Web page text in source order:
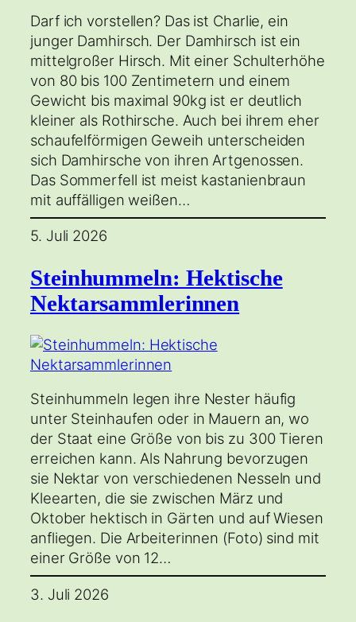
Darf ich vorstellen? Das ist Charlie, ein
junger Damhirsch. Der Damhirsch ist ein
mittelgroßer Hirsch. Mit einer Schulterhöhe
von 80 bis 100 Zentimetern und einem
Gewicht bis maximal 90kg ist er deutlich
kleiner als Rothirsche. Auch bei ihrem eher
schaufelförmigen Geweih unterscheiden
sich Damhirsche von ihren Artgenossen.
Das Sommerfell ist meist kastanienbraun
mit auffälligen weißen…
5. Juli 2026
Steinhummeln: Hektische
Nektarsammlerinnen
Steinhummeln legen ihre Nester häufig
unter Steinhaufen oder in Mauern an, wo
der Staat eine Größe von bis zu 300 Tieren
erreichen kann. Als Nahrung bevorzugen
sie Nektar von verschiedenen Nesseln und
Kleearten, die sie zwischen März und
Oktober hektisch in Gärten und auf Wiesen
anfliegen. Die Arbeiterinnen (Foto) sind mit
einer Größe von 12…
3. Juli 2026